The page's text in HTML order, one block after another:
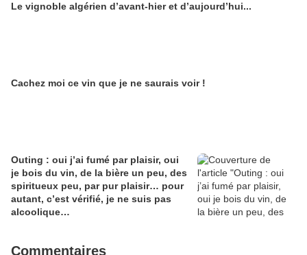
Alain Edouard
Le vignoble algérien d’avant-hier et d’aujourd’hui...
Cachez moi ce vin que je ne saurais voir !
Outing : oui j’ai fumé par plaisir, oui
je bois du vin, de la bière un peu, des
spiritueux peu, par pur plaisir… pour
autant, c’est vérifié, je ne suis pas
alcoolique…
Commentaires